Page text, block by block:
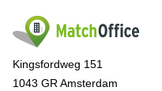
Kingsfordweg 151
1043 GR Amsterdam